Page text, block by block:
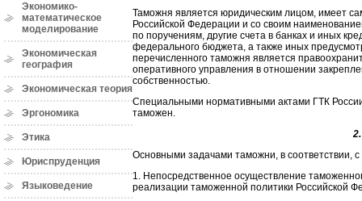
Экономико-
математическое
моделирование
Экономическая
география
Экономическая теория
Эргономика
Этика
Юриспруденция
Языковедение
Таможня является юридическим лицом, имеет
Российской Федерации и со своим
по поручениям, другие счета в банках и иных
федерального бюджета, а также иных
перечисленного таможня является
оперативного управления в отношении
собственностью.
Специальными нормативными актами ГТК
таможен.
Основными задачами таможни, в соответствии,
1. Непосредственное осуществление
реализации таможенной политики Российской